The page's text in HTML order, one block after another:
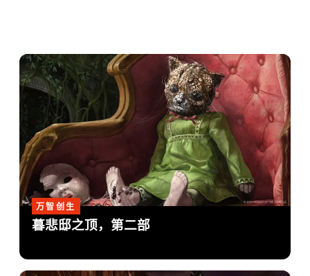
万智创生
暮悲邸之顶，第二部